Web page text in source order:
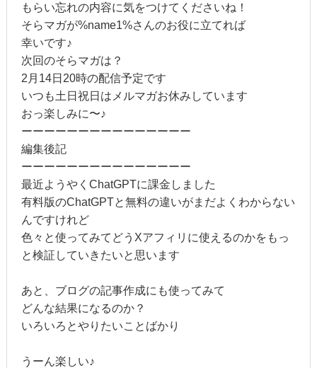
もらい忘れの内容に気をつけてくださいね！
そらマガが%name1%さんのお役に立てれば
幸いです♪
次回のそらマガは？
2月14日20時の配信予定です
いつも土日祝日はメルマガお休みしています
おっ楽しみに〜♪
ーーーーーーーーーーーーーーー
編集後記
ーーーーーーーーーーーーーーー
最近ようやくChatGPTに課金しました
有料版のChatGPTと無料の違いがまだよくわからない
んですけれど
色々と使ってみてどうXアフィリに使えるのかをもっ
と検証していきたいと思います
あと、ブログの記事作成にも使ってみて
どんな結果になるのか？
いろいろとやりたいことばかり
うーん楽しい♪